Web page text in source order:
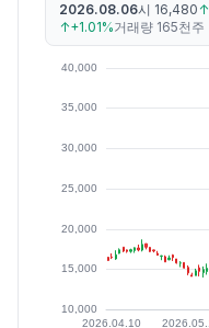
2026.08.06시 16,480 ↑
↑+1.01%거래량 165천주